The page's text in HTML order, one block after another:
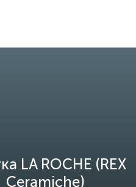
LA ROCHE (REX
Ceramiche)